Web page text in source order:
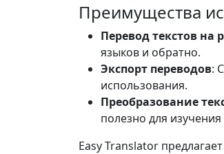
Преимущества
Перевод текстов на
языков и обратно.
Экспорт переводов:
использования.
Преобразование
полезно для
Easy Translator